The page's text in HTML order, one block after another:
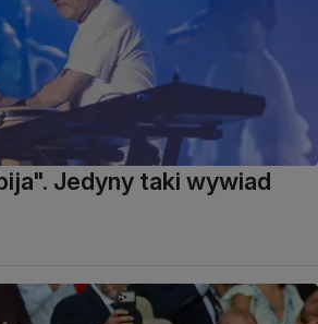
Jedyny taki wywiad